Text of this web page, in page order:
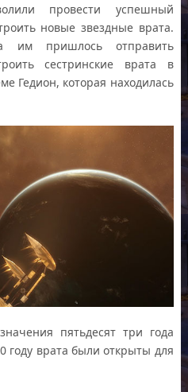
провести успешный
новые звездные врата.
им пришлось отправить
сестринские врата в
Гедион, которая находилась
пятьдесят три года
году врата были открыты для